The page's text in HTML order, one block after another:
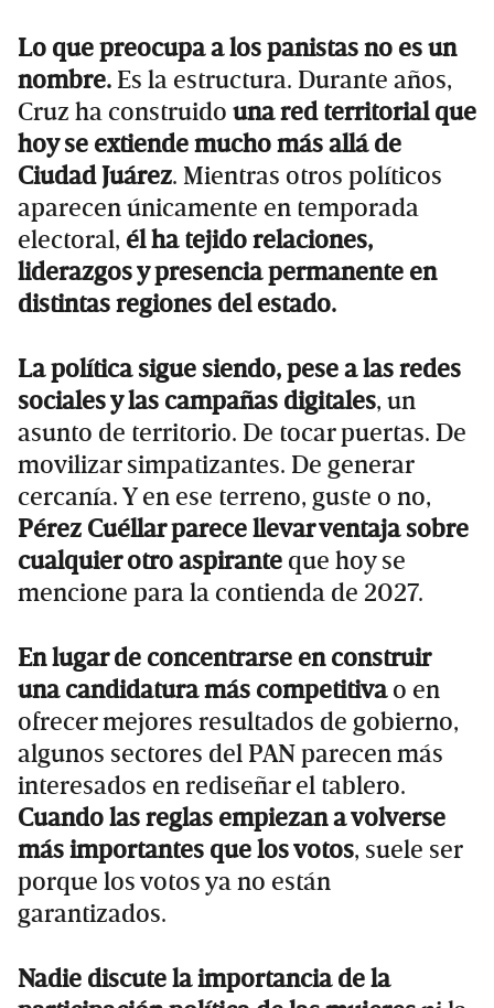
Lo que preocupa a los panistas no es un
nombre. Es la estructura. Durante años,
Cruz ha construido una red territorial que
hoy se extiende mucho más allá de
Ciudad Juárez. Mientras otros políticos
aparecen únicamente en temporada
electoral, él ha tejido relaciones,
liderazgos y presencia permanente en
distintas regiones del estado.
La política sigue siendo, pese a las redes
sociales y las campañas digitales, un
asunto de territorio. De tocar puertas. De
movilizar simpatizantes. De generar
cercanía. Y en ese terreno, guste o no,
Pérez Cuéllar parece llevar ventaja sobre
cualquier otro aspirante que hoy se
mencione para la contienda de 2027.
En lugar de concentrarse en construir
una candidatura más competitivao en
ofrecer mejores resultados de gobierno,
algunos sectores del PAN parecen más
interesados en rediseñar el tablero.
Cuando las reglas empiezan a volverse
más importantes que los votos, suele ser
porque los votos ya no están
garantizados.
Nadie discute la importancia de la